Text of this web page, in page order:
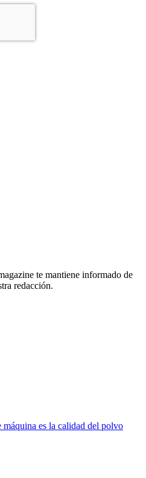
te mantiene informado de
redacción.
máquina es la calidad del polvo